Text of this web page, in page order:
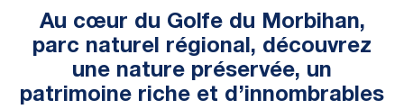
Au cœur du Golfe du Morbihan,
parc naturel régional, découvrez
une nature préservée, un
patrimoine riche et d’innombrables